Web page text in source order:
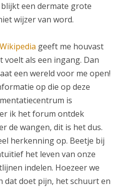
een dermate grote
wijzer van word.
Wikipedia geeft me houvast
voelt als een ingang. Dan
een wereld voor me open!
op die op deze
is
ik het forum ontdek
de wangen, dit is het dus.
herkenning op. Beetje bij
het leven van onze
indelen. Hoezeer we
dat doet pijn, het schuurt en